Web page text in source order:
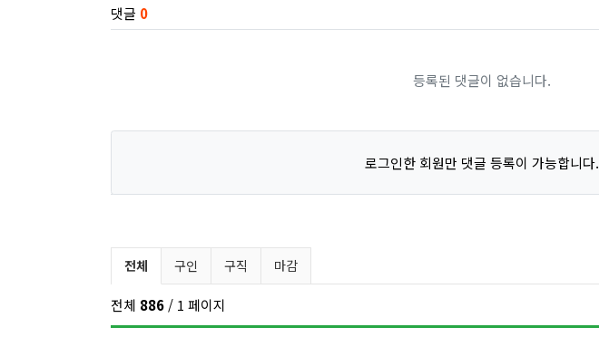
댓글 0
등록된 댓글이 없습니다.
로그인한 회원만 댓글 등록이 가능합니다.
구인/구직 분류 목록
전체 구인 구직 마감
전체 886/ 1 페이지